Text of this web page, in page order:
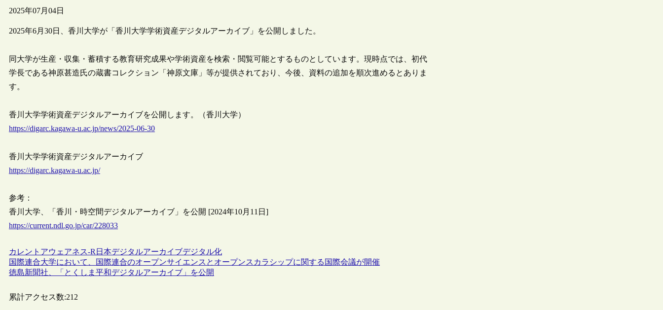
2025年07月04日
2025年6月30日、香川大学が「香川大学学術資産デジタルアーカイブ」を公開しました。
同大学が生産・収集・蓄積する教育研究成果や学術資産を検索・閲覧可能とするものとしています。現時点では、初代
学長である神原甚造氏の蔵書コレクション「神原文庫」等が提供されており、今後、資料の追加を順次進めるとありま
す。
香川大学学術資産デジタルアーカイブを公開します。（香川大学）
https://digarc.kagawa-u.ac.jp/news/2025-06-30
香川大学学術資産デジタルアーカイブ
https://digarc.kagawa-u.ac.jp/
参考：
香川大学、「香川・時空間デジタルアーカイブ」を公開 [2024年10月11日]
https://current.ndl.go.jp/car/228033
カレントアウェアネス-R 日本デジタルアーカイブデジタル化
国際連合大学において、国際連合のオープンサイエンスとオープンスカラシップに関する国際会議が開催
徳島新聞社、「とくしま平和デジタルアーカイブ」を公開
累計アクセス数:212